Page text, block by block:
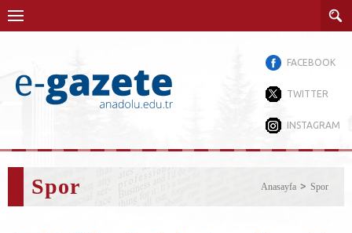
FACEBOOK
TWITTER
INSTAGRAM
Spor Anasayfa Spor